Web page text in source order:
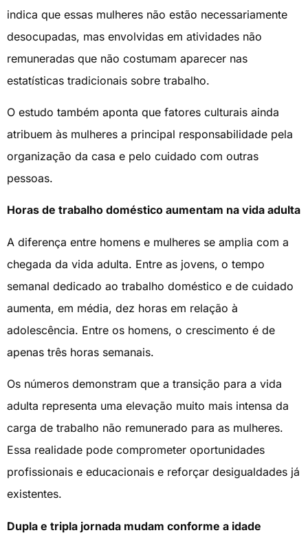
indica que essas mulheres não estão necessariamente
desocupadas, mas envolvidas em atividades não
remuneradas que não costumam aparecer nas
estatísticas tradicionais sobre trabalho.
O estudo também aponta que fatores culturais ainda
atribuem às mulheres a principal responsabilidade pela
organização da casa e pelo cuidado com outras
pessoas.
Horas de trabalho doméstico aumentam na vida adulta
A diferença entre homens e mulheres se amplia com a
chegada da vida adulta. Entre as jovens, o tempo
semanal dedicado ao trabalho doméstico e de cuidado
aumenta, em média, dez horas em relação à
adolescência. Entre os homens, o crescimento é de
apenas três horas semanais.
Os números demonstram que a transição para a vida
adulta representa uma elevação muito mais intensa da
carga de trabalho não remunerado para as mulheres.
Essa realidade pode comprometer oportunidades
profissionais e educacionais e reforçar desigualdades já
existentes.
Dupla e tripla jornada mudam conforme a idade